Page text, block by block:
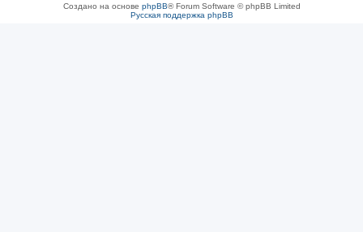
Создано на основе phpBB® Forum Software © phpBB Limited
Русская поддержка phpBB